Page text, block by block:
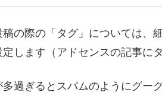
稿の際の「タグ」については、
定します（アドセンスの記事に
多過ぎるとスパムのようにグー